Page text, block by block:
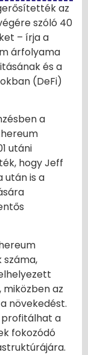
az
szóló 40
– írja a
árfolyama
és a
(DeFi)
a
utáni
hogy Jeff
után is a
az
növekedést.
profitálhat a
fokozódó